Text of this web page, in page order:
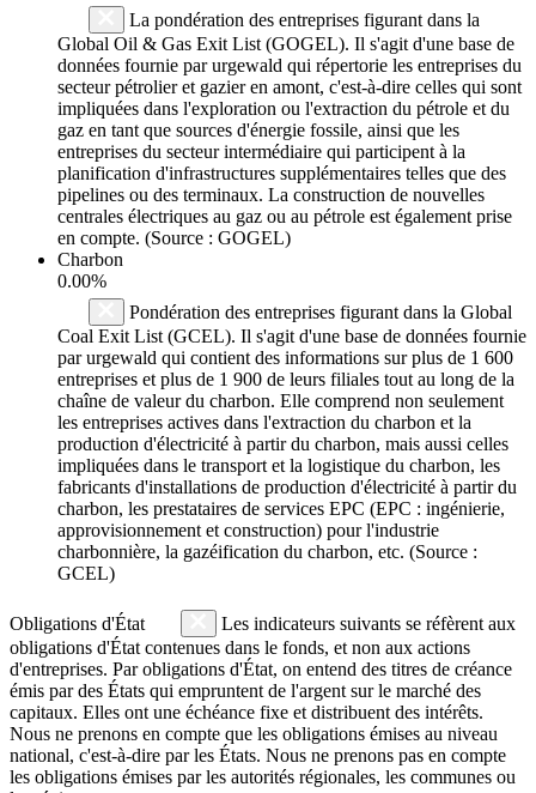
La pondération des entreprises figurant dans la
Global Oil & Gas Exit List (GOGEL). Il s'agit d'une base de
données fournie par urgewald qui répertorie les entreprises du
secteur pétrolier et gazier en amont, c'est-à-dire celles qui sont
impliquées dans l'exploration ou l'extraction du pétrole et du
gaz en tant que sources d'énergie fossile, ainsi que les
entreprises du secteur intermédiaire qui participent à la
planification d'infrastructures supplémentaires telles que des
pipelines ou des terminaux. La construction de nouvelles
centrales électriques au gaz ou au pétrole est également prise
en compte. (Source : GOGEL)
Charbon
0.00%
Pondération des entreprises figurant dans la Global
Coal Exit List (GCEL). Il s'agit d'une base de données fournie
par urgewald qui contient des informations sur plus de 1 600
entreprises et plus de 1 900 de leurs filiales tout au long de la
chaîne de valeur du charbon. Elle comprend non seulement
les entreprises actives dans l'extraction du charbon et la
production d'électricité à partir du charbon, mais aussi celles
impliquées dans le transport et la logistique du charbon, les
fabricants d'installations de production d'électricité à partir du
charbon, les prestataires de services EPC (EPC : ingénierie,
approvisionnement et construction) pour l'industrie
charbonnière, la gazéification du charbon, etc. (Source :
GCEL)
Obligations d'État
Les indicateurs suivants se réfèrent aux
obligations d'État contenues dans le fonds, et non aux actions
d'entreprises. Par obligations d'État, on entend des titres de créance
émis par des États qui empruntent de l'argent sur le marché des
capitaux. Elles ont une échéance fixe et distribuent des intérêts.
Nous ne prenons en compte que les obligations émises au niveau
national, c'est-à-dire par les États. Nous ne prenons pas en compte
les obligations émises par les autorités régionales, les communes ou